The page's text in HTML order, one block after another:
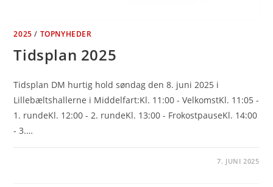
2025 / TOPNYHEDER
Tidsplan 2025
Tidsplan DM hurtig hold søndag den 8. juni 2025 i
Lillebæltshallerne i Middelfart:Kl. 11:00 - VelkomstKl. 11:05 -
1. rundeKl. 12:00 - 2. rundeKl. 13:00 - FrokostpauseKl. 14:00
- 3.…
7. JUNI 2025